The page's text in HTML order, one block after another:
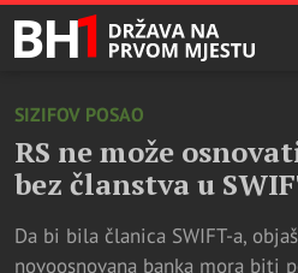
SIZIFOV POSAO
RS ne može
bez članstva u
Da bi bila članica SWIFT-a,
novoosnovana banka mora biti